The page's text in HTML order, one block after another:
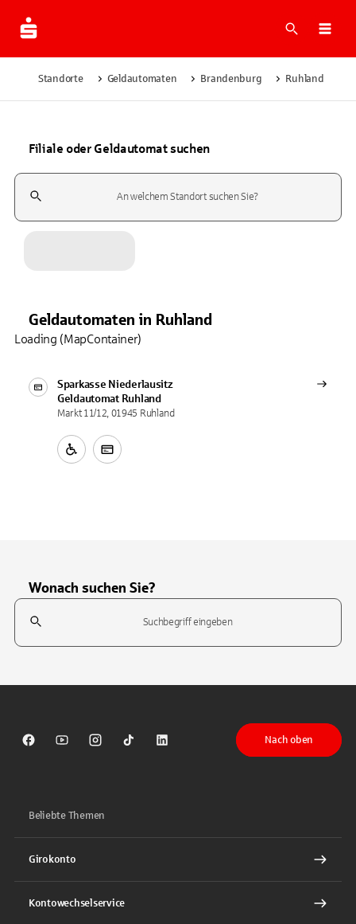
Suche
Standorte Geldautomaten Brandenburg Ruhland
Filiale oder Geldautomat suchen
Suchfeld
Geldautomaten in Ruhland
Sparkasse Niederlausitz
Geldautomat Ruhland
Markt 11/12, 01945 Ruhland
Loading (MapContainer)
Wonach suchen Sie?
Suchfeld
Sparkasse auf Facebook
Sparkasse auf Youtube
Sparkasse auf Instagram
Sparkasse auf TikTok
Sparkasse auf LinkedIn
Nach oben
Beliebte Themen
Girokonto
Kontowechselservice